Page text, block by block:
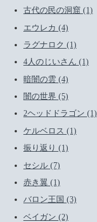
古代の民の洞窟 (1)
エウレカ (4)
ラグナロク (1)
4人のじいさん (1)
暗闇の雲 (4)
闇の世界 (5)
2ヘッドドラゴン (1)
ケルベロス (1)
振り返り (1)
セシル (7)
赤き翼 (1)
バロン王国 (3)
ベイガン (2)